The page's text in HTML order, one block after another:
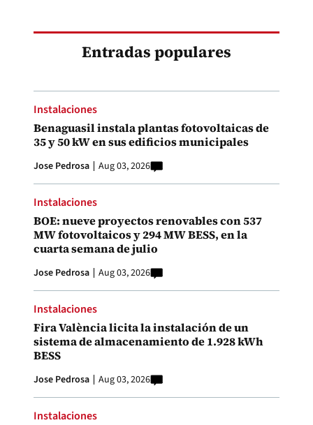
Entradas populares
Instalaciones
Benaguasil instala plantas fotovoltaicas de
35 y 50 kW en sus edificios municipales
Jose Pedrosa Aug 03, 2026
Instalaciones
BOE: nueve proyectos renovables con 537
MW fotovoltaicos y 294 MW BESS, en la
cuarta semana de julio
Jose Pedrosa Aug 03, 2026
Instalaciones
Fira València licita la instalación de un
sistema de almacenamiento de 1.928 kWh
BESS
Jose Pedrosa Aug 03, 2026
Instalaciones